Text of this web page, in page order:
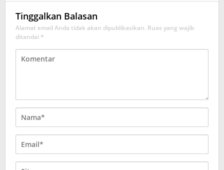
Tinggalkan Balasan
Alamat email Anda tidak akan dipublikasikan. Ruas yang wajib
ditandai *